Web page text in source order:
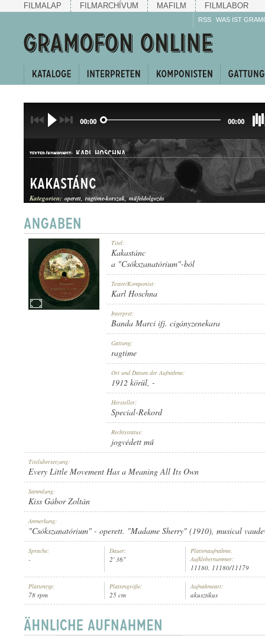
FILMALAP FILMARCHÍVUM MAFILM FILMLABOR
RSS WAS IST
00:00 00:00
INTERPRET: BANDA MARCI IFJ. CIGÁNYZENEKARA
TEXTER/KOMPONIST: KARL HOSCHNA
RAGTIME
1912 KÖRÜL
SPECIAL-REKORD
11180
Kakastánc
Kategorien: operett ragtime-korszak műfeldolgozás
Titel:
Kakastánc
a "Csókszanatórium"-ból
Texter/Komponist:
Karl Hoschna
Interpret:
Banda Marci ifj. cigányzenekara
Gattung:
ragtime
Ort und Datum der Aufnahme:
1912 körül, -
Hersteller:
Special-Rekord
Rechtsstatus:
jogvédett mű
Titelübersetzung:
Every Little Movement Has a Meaning All Its Own
Sammlung:
Kiss Gábor Zoltán
Anmerkung:
"Csókszanatórium" - operett. "Madame Sherry" (1910), musical
Sprache:
-
Dauer:
2' 36"
Plattenaufnahme,
Aufklebernummer:
11180, 11180/11179
Plattentyp:
78 rpm
Plattengröße:
25 cm
Aufnahmeart:
akusztikus